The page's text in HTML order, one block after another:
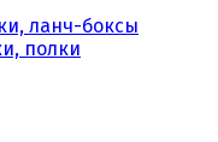
ланч-боксы
полки